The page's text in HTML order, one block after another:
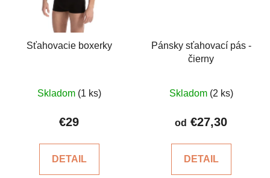
Sťahovacie boxerky
hodnotenie
produktu
z
Skladom (1 ks)
€29
DETAIL
Pánsky sťahovací pás -
čierny
hodnotenie
produktu
z
Skladom (2 ks)
od €27,30
DETAIL